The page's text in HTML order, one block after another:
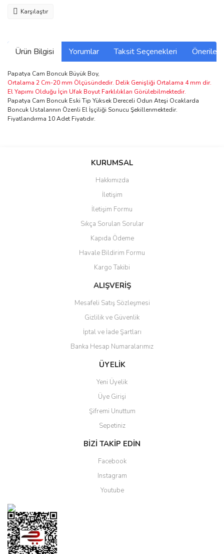
Karşılaştır
Ürün Bilgisi Yorumlar Taksit Seçenekleri
Papatya Cam Boncuk Büyük Boy,
Ortalama 2 Cm-20 mm Ölçüsündedir. Delik Genişliği Ortalama 4 mm dir.
El Yapımı Olduğu İçin Ufak Boyut Farklılıkları Görülebilmektedir.
Papatya Cam Boncuk Eski Tip Yüksek Dereceli Odun Ateşi Ocaklarda
Boncuk Ustalarının Özenli El İşçiliği Sonucu Şekillenmektedir.
Fiyatlandırma 10 Adet Fiyatıdır.
Bu ürüne ilk yorumu siz yapın!
Yorum Yaz
Ürün resmi kalitesiz, bozuk veya görüntülenemiyor.
Ürün açıklamasında eksik bilgiler bulunuyor.
Ürün bilgilerinde hatalar bulunuyor.
Ürün fiyatı diğer sitelerden daha pahalı.
Bu ürüne benzer farklı alternatifler olmalı.
Gönder
KURUMSAL
Hakkımızda
İletişim
İletişim Formu
Sıkça Sorulan Sorular
Kapıda Ödeme
Havale Bildirim Formu
Kargo Takibi
ALIŞVERİŞ
Mesafeli Satış Sözleşmesi
Gizlilik ve Güvenlik
İptal ve İade Şartları
Banka Hesap Numaralarımız
ÜYELİK
Yeni Üyelik
Üye Girişi
Şifremi Unuttum
Sepetiniz
BİZİ TAKİP EDİN
Facebook
Instagram
Youtube